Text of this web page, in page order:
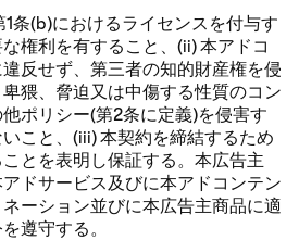
条(b)におけるライセンスを付与す
権利を有すること、(ii) 本アドコ
反せず、第三者の知的財産権を侵
猥、脅迫又は中傷する性質のコン
ポリシー(第2条に定義)を侵害す
こと、(iii) 本契約を締結するため
とを表明し保証する。本広告主
ドサービス及びに本アドコンテン
ーション並びに本広告主商品に適
遵守する。